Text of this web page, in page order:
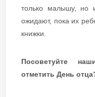
только малышу, но
ожидают, пока их
книжки.
Посоветуйте
отметить День